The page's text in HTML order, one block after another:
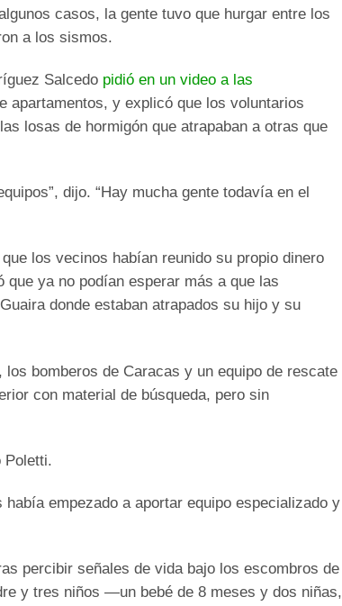
casos, la gente tuvo que hurgar entre los
a los sismos.
Salcedo pidió en un video a las
apartamentos, y explicó que los voluntarios
losas de hormigón que atrapaban a otras que
dijo. “Hay mucha gente todavía en el
los vecinos habían reunido su propio dinero
ya no podían esperar más a que las
donde estaban atrapados su hijo y su
bomberos de Caracas y un equipo de rescate
con material de búsqueda, pero sin
Poletti.
empezado a aportar equipo especializado y
percibir señales de vida bajo los escombros de
y tres niños —un bebé de 8 meses y dos niñas,